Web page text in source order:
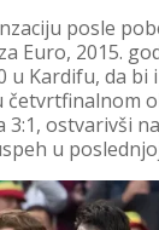
posle
Euro, 2015.
u Kardifu, da bi
četvrtfinalnom
3:1, ostvarivši
u